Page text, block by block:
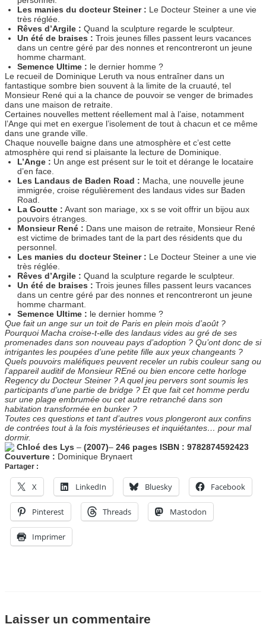
Les manies du docteur Steiner : Le Docteur Steiner a une vie
très réglée.
Rêves d’Argile : Quand la sculpture regarde le sculpteur.
Un été de braises : Trois jeunes filles passent leurs vacances
dans un centre géré par des nonnes et rencontreront un jeune
homme charmant.
Semence Ultime : le dernier homme ?
Le recueil de Dominique Leruth va nous entraîner dans un
fantastique sombre bien souvent à la limite de la cruauté, tel
Monsieur René qui a la chance de pouvoir se venger de brimades
dans une maison de retraite.
Certaines nouvelles mettent réellement mal à l’aise, notamment
l’Ange qui met en exergue l’isolement de tout à chacun et ce même
dans une grande ville.
Chaque nouvelle baigne dans une atmosphère et c’est cette
atmosphère qui rend si plaisante la lecture de Dominique.
L’Ange : Un ange est présent sur le toit et dérange le locataire
d’en face.
Les Landaus de Baden Road : Macha, une nouvelle jeune
immigrée, croise régulièrement des landaus vides sur Baden
Road.
La Goutte : Avant son mariage, xx s se voit offrir un bijou aux
pouvoirs étranges.
Monsieur René : Dans une maison de retraite, Monsieur René
est victime de brimades tant de la part des résidents que du
personnel.
Les manies du docteur Steiner : Le Docteur Steiner a une vie
très réglée.
Rêves d’Argile : Quand la sculpture regarde le sculpteur.
Un été de braises : Trois jeunes filles passent leurs vacances
dans un centre géré par des nonnes et rencontreront un jeune
homme charmant.
Semence Ultime : le dernier homme ?
Que fait un ange sur un toit de Paris en plein mois d’août ?
Pourquoi Macha croise-t-elle des landaus vides au gré de ses
promenades dans son nouveau pays d’adoption ? Qu’ont donc de si
intrigantes les poupées d’une petite fille aux yeux changeants ?
Quels pouvoirs maléfiques peuvent receler un rubis couleur sang ou
l’appareil auditif de Monsieur REné ou bien encore cette horloge
Regency du Docteur Steiner ? A quel jeu pervers sont soumis les
participants d’une partie de bridge ? Et que fait cet homme perdu
sur une plage embrumée ou cet autre retranché dans son
habitation transformée en bunker ?
Toutes ces questions et tant d’autres vous plongeront aux confins
de contrées tout à la fois mystérieuses et inquiétantes… pour mal
dormir.
Chloé des Lys – (2007)– 246 pages ISBN : 9782874592423
Couverture : Dominique Brynaert
Partager :
X LinkedIn Bluesky Facebook
Pinterest Threads Mastodon
Imprimer
Laisser un commentaire